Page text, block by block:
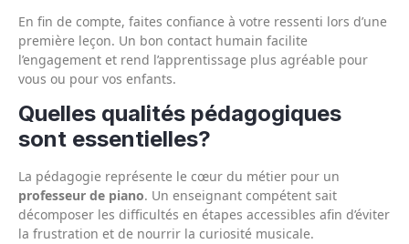
En fin de compte, faites confiance à votre ressenti lors d’une
première leçon. Un bon contact humain facilite
l’engagement et rend l’apprentissage plus agréable pour
vous ou pour vos enfants.
Quelles qualités pédagogiques
sont essentielles?
La pédagogie représente le cœur du métier pour un
professeur de piano. Un enseignant compétent sait
décomposer les difficultés en étapes accessibles afin d’éviter
la frustration et de nourrir la curiosité musicale.